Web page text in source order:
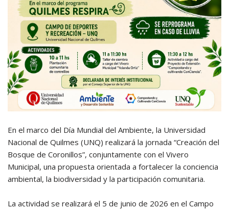
En el marco del Día Mundial del Ambiente, la Universidad
Nacional de Quilmes (UNQ) realizará la jornada “Creación del
Bosque de Coronillos”, conjuntamente con el Vivero
Municipal, una propuesta orientada a fortalecer la conciencia
ambiental, la biodiversidad y la participación comunitaria.
La actividad se realizará el 5 de junio de 2026 en el Campo